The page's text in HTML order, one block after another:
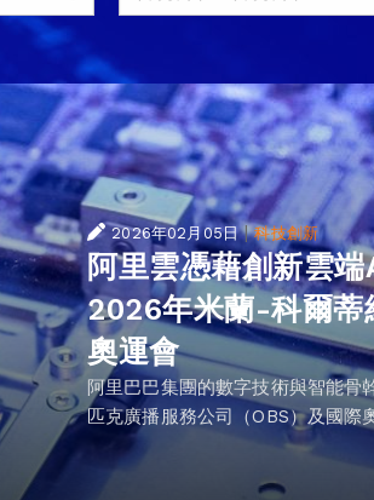
2026年02月05日 |科技創新
阿里雲憑藉創新雲
2026年米蘭-科爾蒂
奧運會
阿里巴巴集團的數字技術與智能骨
匹克廣播服務公司（OBS）及國際